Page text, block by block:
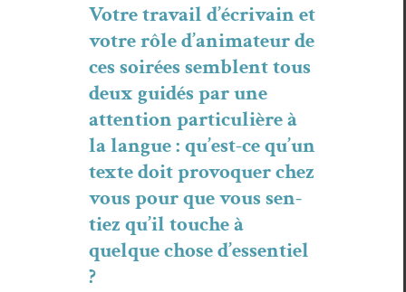
Votre tra­vail d’écrivain et
votre rôle d’animateur de
ces soirées sem­blent tous
deux guidés par une
atten­tion par­ti­c­ulière à
la langue : qu’est-ce qu’un
texte doit provo­quer chez
vous pour que vous sen­
tiez qu’il touche à
quelque chose d’essentiel
?